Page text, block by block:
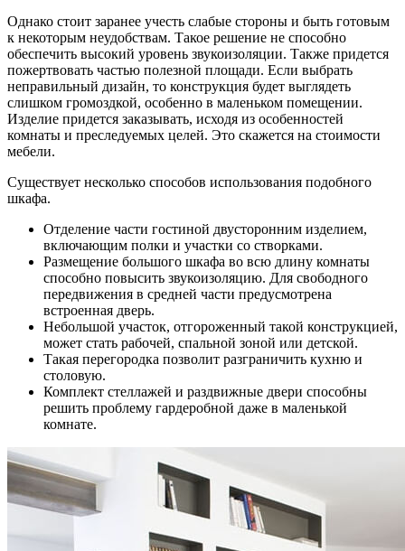
Однако стоит заранее учесть слабые стороны и быть готовым
к некоторым неудобствам. Такое решение не способно
обеспечить высокий уровень звукоизоляции. Также придется
пожертвовать частью полезной площади. Если выбрать
неправильный дизайн, то конструкция будет выглядеть
слишком громоздкой, особенно в маленьком помещении.
Изделие придется заказывать, исходя из особенностей
комнаты и преследуемых целей. Это скажется на стоимости
мебели.
Существует несколько способов использования подобного
шкафа.
Отделение части гостиной двусторонним изделием,
включающим полки и участки со створками.
Размещение большого шкафа во всю длину комнаты
способно повысить звукоизоляцию. Для свободного
передвижения в средней части предусмотрена
встроенная дверь.
Небольшой участок, отгороженный такой конструкцией,
может стать рабочей, спальной зоной или детской.
Такая перегородка позволит разграничить кухню и
столовую.
Комплект стеллажей и раздвижные двери способны
решить проблему гардеробной даже в маленькой
комнате.